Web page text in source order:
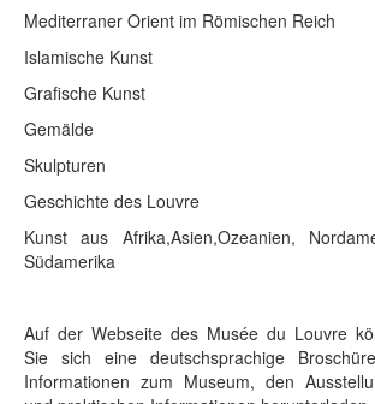
Mediterraner Orient im Römischen Reich
Islamische Kunst
Grafische Kunst
Gemälde
Skulpturen
Geschichte des Louvre
Kunst aus Afrika,Asien,Ozeanien,
Südamerika
Auf der Webseite des Musée du Louvre
Sie sich eine deutschsprachige
Informationen zum Museum, den